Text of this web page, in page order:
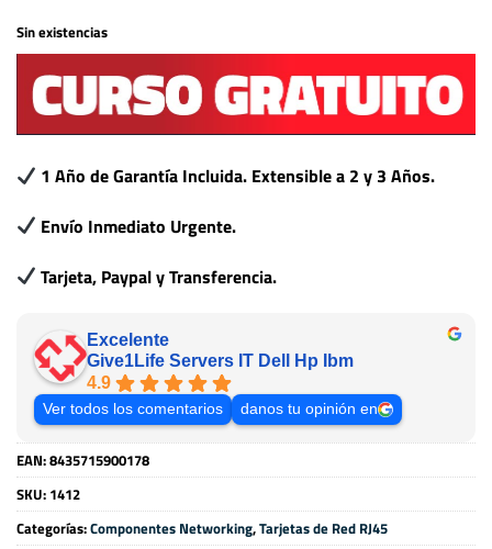
Sin existencias
1 Año de Garantía Incluida. Extensible a 2 y 3 Años.
Envío Inmediato Urgente.
Tarjeta, Paypal y Transferencia.
Excelente
Give1Life Servers IT Dell Hp Ibm
4.9
Ver todos los comentarios danos tu opinión en
EAN:8435715900178
SKU: 1412
Categorías:Componentes Networking,Tarjetas de Red RJ45